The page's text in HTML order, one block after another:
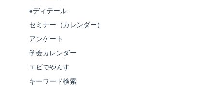
eディテール
セミナー（カレンダー）
アンケート
学会カレンダー
エビでやんす
キーワード検索